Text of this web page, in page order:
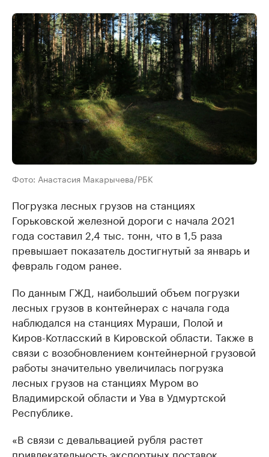
Фото: Анастасия Макарычева/РБК
Погрузка лесных грузов на станциях
Горьковской железной дороги с начала 2021
года составил 2,4 тыс. тонн, что в 1,5 раза
превышает показатель достигнутый за январь и
февраль годом ранее.
По данным ГЖД, наибольший объем погрузки
лесных грузов в контейнерах с начала года
наблюдался на станциях Мураши, Полой и
Киров-Котласский в Кировской области. Также в
связи с возобновлением контейнерной грузовой
работы значительно увеличилась погрузка
лесных грузов на станциях Муром во
Владимирской области и Ува в Удмуртской
Республике.
«В связи с девальвацией рубля растет
привлекательность экспортных поставок.